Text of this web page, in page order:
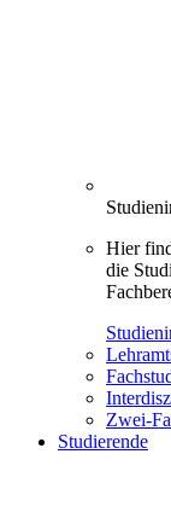
Hier
die
Zwei-
Studierende